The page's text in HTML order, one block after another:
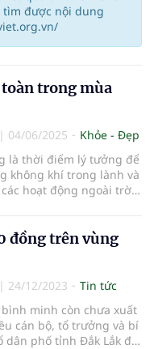
tìm được nội dung
trong mùa
| 04/06/2025
Khỏe - Đẹp
là thời điểm lý tưởng để
không khí trong lành và
hoạt động ngoài trời.
để bảo vệ sức khỏe.
sẽ cung cấp cho bạn
tin hữu ích về các
ngoài trời an toàn trong
giúp bạn vừa vui chơi
sức khỏe.
đồng trên vùng
| 24/12/2023
Tin tức
bình minh còn chưa xuất
cán bộ, tổ trưởng và bí
dân phố tỉnh Đắk Lắk đã